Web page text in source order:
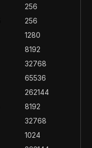
256
256
1280
8192
32768
65536
262144
8192
32768
1024